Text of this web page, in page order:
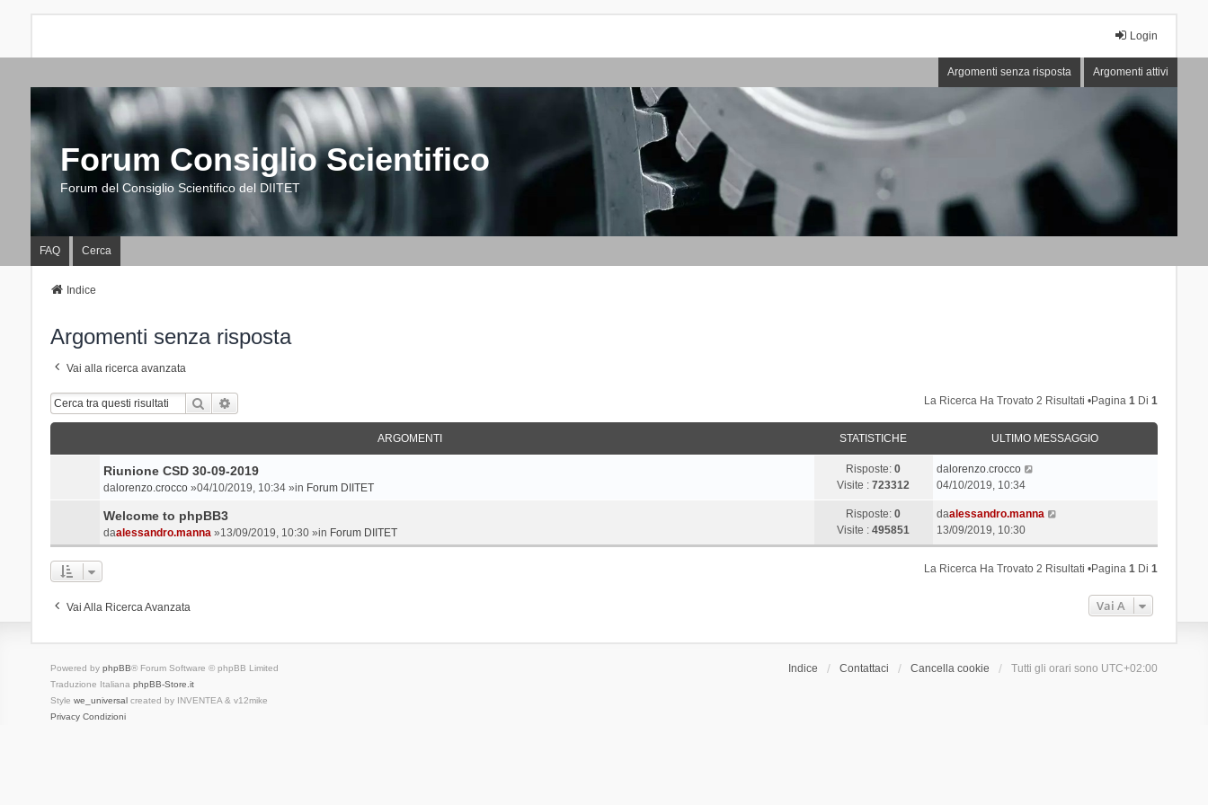
Login
Argomenti senza risposta Argomenti attivi
Forum Consiglio Scientifico
Forum del Consiglio Scientifico del DIITET
FAQ Cerca
Indice
Argomenti senza risposta
Vai alla ricerca avanzata
Cerca La Ricerca Ha Trovato 2 Risultati •Pagina1 Di1
ARGOMENTI STATISTICHE ULTIMO MESSAGGIO
Riunione CSD 30-09-2019
dalorenzo.crocco»04/10/2019, 10:34 »in Forum DIITET
Risposte:0
Visite :723312
dalorenzo.crocco
04/10/2019, 10:34
Welcome to phpBB3
daalessandro.manna»13/09/2019, 10:30 »in Forum DIITET
Risposte:0
Visite :495851
daalessandro.manna
13/09/2019, 10:30
La Ricerca Ha Trovato 2 Risultati •Pagina1 Di1
Vai Alla Ricerca Avanzata Vai A
Indice Contattaci Cancella cookie Tutti gli orari sono UTC+02:00
Powered by phpBB® Forum Software © phpBB Limited
Traduzione Italiana phpBB-Store.it
Style we_universalcreated by INVENTEA & v12mike
Privacy Condizioni